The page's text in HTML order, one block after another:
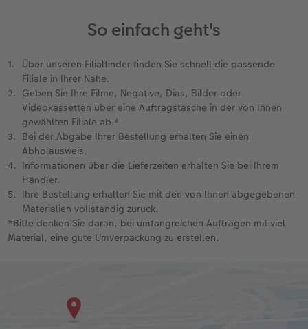
So einfach geht's
Über unseren Filialfinder finden Sie schnell die passende
Filiale in Ihrer Nähe.
Geben Sie Ihre Filme, Negative, Dias, Bilder oder
Videokassetten über eine Auftragstasche in der von Ihnen
gewählten Filiale ab.*
Bei der Abgabe Ihrer Bestellung erhalten Sie einen
Abholausweis.
Informationen über die Lieferzeiten erhalten Sie bei Ihrem
Händler.
Ihre Bestellung erhalten Sie mit den von Ihnen abgegebenen
Materialien vollständig zurück.
*Bitte denken Sie daran, bei umfangreichen Aufträgen mit viel
Material, eine gute Umverpackung zu erstellen.